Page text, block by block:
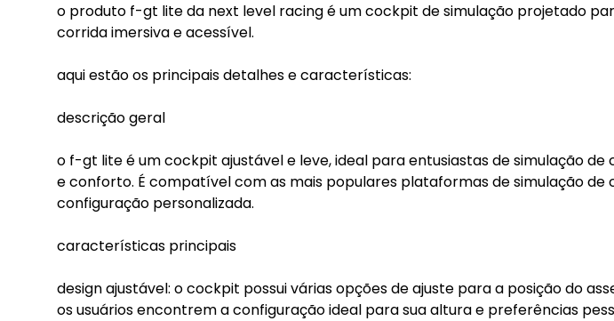
o produto f-gt lite da next level racing é um cockpit de simulação projetado
corrida imersiva e acessível.
aqui estão os principais detalhes e características:
descrição geral
o f-gt lite é um cockpit ajustável e leve, ideal para entusiastas de simulação
e conforto. É compatível com as mais populares plataformas de simulação de
configuração personalizada.
características principais
design ajustável: o cockpit possui várias opções de ajuste para a posição do
os usuários encontrem a configuração ideal para sua altura e preferências